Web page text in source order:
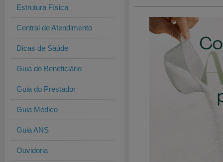
Estrutura Física
Central de Atendimento
Dicas de Saúde
Guia do Beneficiário
Guia do Prestador
Guia Médico
Guia ANS
Ouvidoria